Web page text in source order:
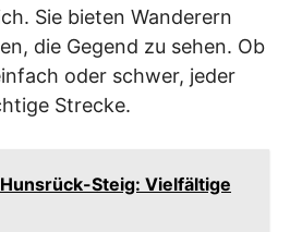
Sie bieten Wanderern
die Gegend zu sehen. Ob
oder schwer, jeder
Strecke.
Steig: Vielfältige